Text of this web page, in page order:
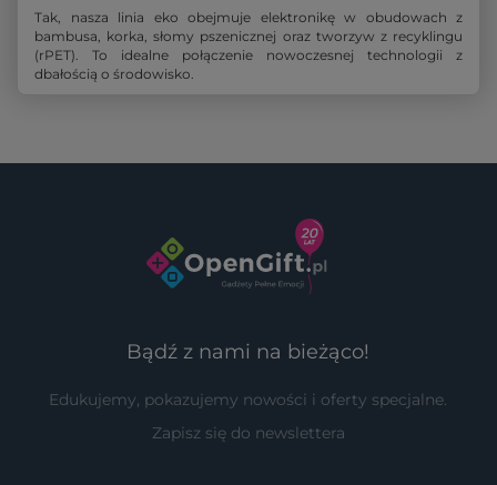
Tak, nasza linia eko obejmuje elektronikę w obudowach z
bambusa, korka, słomy pszenicznej oraz tworzyw z recyklingu
(rPET). To idealne połączenie nowoczesnej technologii z
dbałością o środowisko.
Bądź z nami na bieżąco!
Edukujemy, pokazujemy nowości i oferty specjalne.
Zapisz się do newslettera